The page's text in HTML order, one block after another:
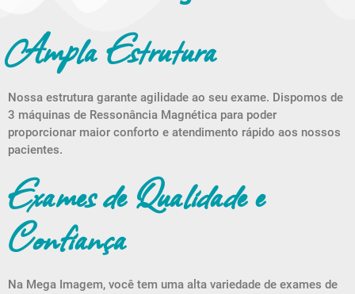
Ampla Estrutura
Nossa estrutura garante agilidade ao seu exame. Dispomos de
3 máquinas de Ressonância Magnética para poder
proporcionar maior conforto e atendimento rápido aos nossos
pacientes.
Exames de Qualidade e
Confiança
Na Mega Imagem, você tem uma alta variedade de exames de